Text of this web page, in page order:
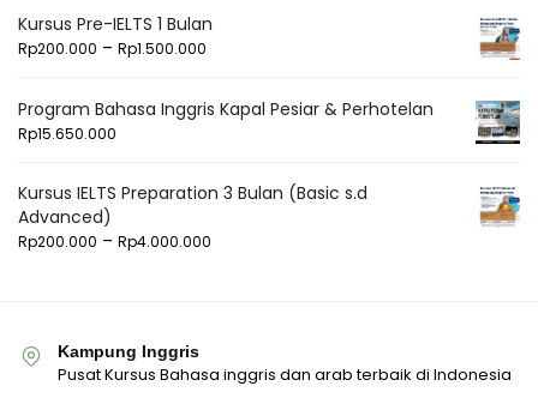
Kursus Pre-IELTS 1 Bulan
Rp200.000 – Rp1.500.000
Program Bahasa Inggris Kapal Pesiar & Perhotelan
Rp15.650.000
Kursus IELTS Preparation 3 Bulan (Basic s.d
Advanced)
Rp200.000 – Rp4.000.000
Kampung Inggris
Pusat Kursus Bahasa inggris dan arab terbaik di Indonesia